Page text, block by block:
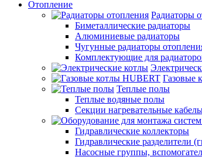
Отопление
Радиаторы
Биметаллические радиаторы
Алюминиевые радиаторы
Чугунные радиаторы
Комплектующие для
Газовые
Теплые полы
Теплые водяные полы
Секции нагревательные
Гидравлические коллекторы
Гидравлические разделители
Насосные группы,